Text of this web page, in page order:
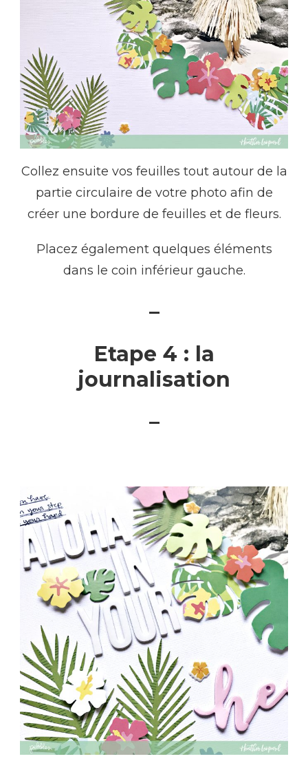
Collez ensuite vos feuilles tout autour de la
partie circulaire de votre photo afin de
créer une bordure de feuilles et de fleurs.
Placez également quelques éléments
dans le coin inférieur gauche.
–
Etape 4 : la
journalisation
–